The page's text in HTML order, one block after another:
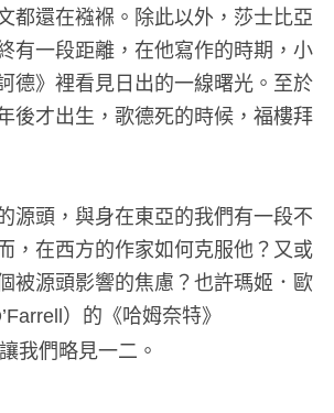
都還在襁褓。除此以外，莎士比亞
有一段距離，在他寫作的時期，小
德》裡看見日出的一線曙光。至於
後才出生，歌德死的時候，福樓拜
源頭，與身在東亞的我們有一段不
在西方的作家如何克服他？又或
被源頭影響的焦慮？也許瑪姬．歐
）的《哈姆奈特》
我們略見一二。